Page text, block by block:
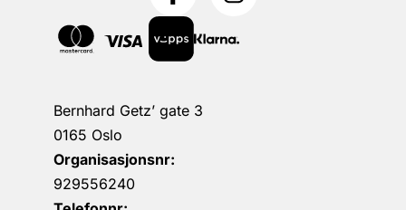
Bernhard Getz’ gate 3
0165 Oslo
Organisasjonsnr:
929556240